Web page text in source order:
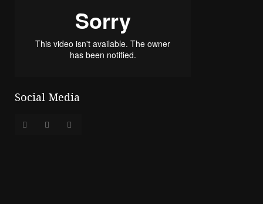
Social Media